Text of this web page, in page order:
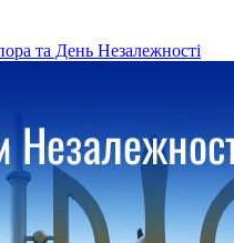
та День Незалежності